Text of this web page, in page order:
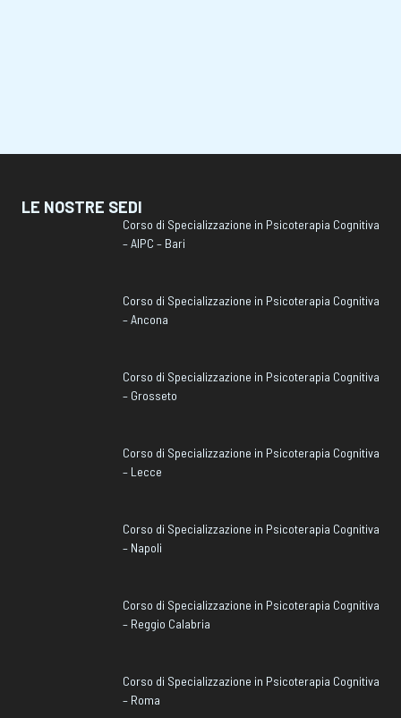
LE NOSTRE SEDI
Corso di Specializzazione in Psicoterapia Cognitiva
– AIPC – Bari
Corso di Specializzazione in Psicoterapia Cognitiva
– Ancona
Corso di Specializzazione in Psicoterapia Cognitiva
– Grosseto
Corso di Specializzazione in Psicoterapia Cognitiva
– Lecce
Corso di Specializzazione in Psicoterapia Cognitiva
– Napoli
Corso di Specializzazione in Psicoterapia Cognitiva
– Reggio Calabria
Corso di Specializzazione in Psicoterapia Cognitiva
– Roma